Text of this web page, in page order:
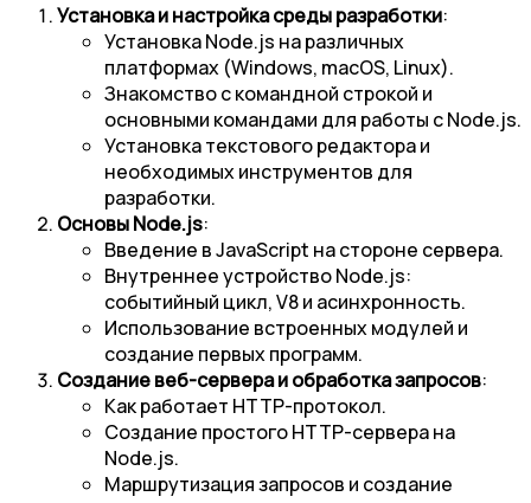
Установка и настройка среды разработки:
Установка Node.js на различных
платформах (Windows, macOS, Linux).
Знакомство с командной строкой и
основными командами для работы с Node.js.
Установка текстового редактора и
необходимых инструментов для
разработки.
Основы Node.js:
Введение в JavaScript на стороне сервера.
Внутреннее устройство Node.js:
событийный цикл, V8 и асинхронность.
Использование встроенных модулей и
создание первых программ.
Создание веб-сервера и обработка запросов:
Как работает HTTP-протокол.
Создание простого HTTP-сервера на
Node.js.
Маршрутизация запросов и создание